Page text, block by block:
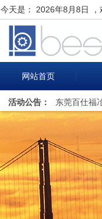
今天是： 2026年8月8日 ，
网站首页
活动公告： 东莞百仕福